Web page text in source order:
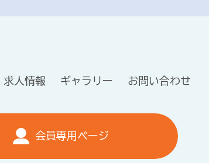
求人情報 ギャラリー お問い合わせ
会員専用ページ